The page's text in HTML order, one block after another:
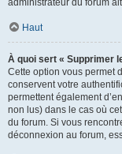
administrateur du forum
Haut
À quoi sert « Supprimer
Cette option vous permet
conservent votre
permettent également
non lus) dans le cas où
du forum. Si vous
déconnexion au forum,